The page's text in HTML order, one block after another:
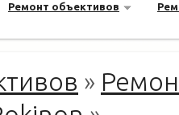
Ремонт объективов
»